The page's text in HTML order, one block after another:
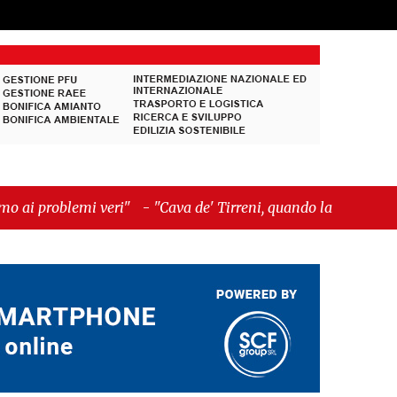
- "Cava de' Tirreni, quando la burocrazia